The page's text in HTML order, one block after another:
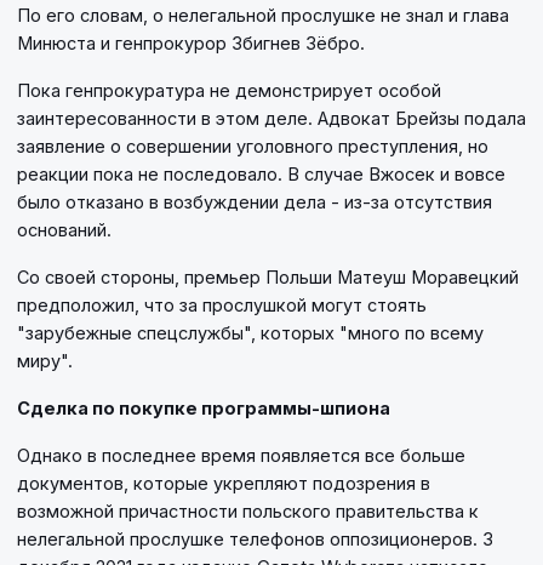
По его словам, о нелегальной прослушке не знал и глава
Минюста и генпрокурор Збигнев Зёбро.
Пока генпрокуратура не демонстрирует особой
заинтересованности в этом деле. Адвокат Брейзы подала
заявление о совершении уголовного преступления, но
реакции пока не последовало. В случае Вжосек и вовсе
было отказано в возбуждении дела - из-за отсутствия
оснований.
Со своей стороны, премьер Польши Матеуш Моравецкий
предположил, что за прослушкой могут стоять
"зарубежные спецслужбы", которых "много по всему
миру".
Сделка по покупке программы-шпиона
Однако в последнее время появляется все больше
документов, которые укрепляют подозрения в
возможной причастности польского правительства к
нелегальной прослушке телефонов оппозиционеров. 3